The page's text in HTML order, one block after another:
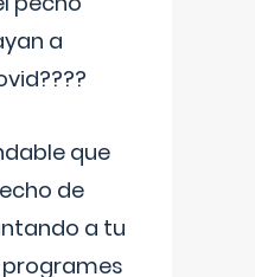
a
que
de
a tu